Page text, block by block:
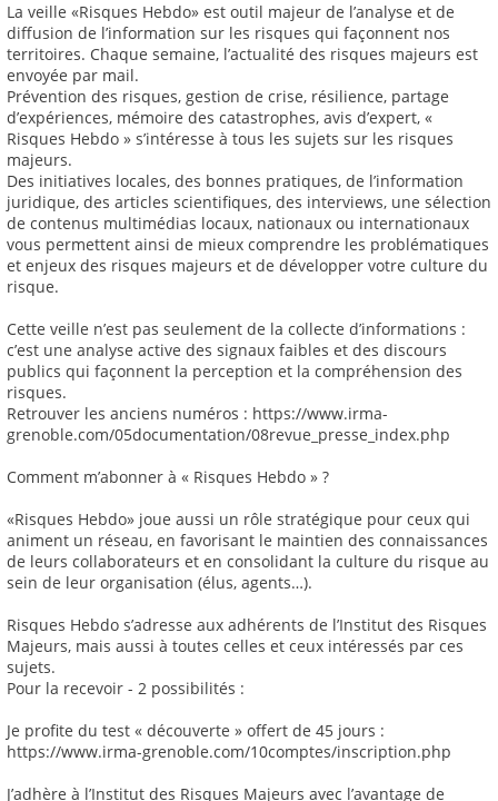
La veille «Risques Hebdo» est outil majeur de l’analyse et de
diffusion de l’information sur les risques qui façonnent nos
territoires. Chaque semaine, l’actualité des risques majeurs est
envoyée par mail.
Prévention des risques, gestion de crise, résilience, partage
d’expériences, mémoire des catastrophes, avis d’expert, «
Risques Hebdo » s’intéresse à tous les sujets sur les risques
majeurs.
Des initiatives locales, des bonnes pratiques, de l’information
juridique, des articles scientifiques, des interviews, une sélection
de contenus multimédias locaux, nationaux ou internationaux
vous permettent ainsi de mieux comprendre les problématiques
et enjeux des risques majeurs et de développer votre culture du
risque.
Cette veille n’est pas seulement de la collecte d’informations :
c’est une analyse active des signaux faibles et des discours
publics qui façonnent la perception et la compréhension des
risques.
Retrouver les anciens numéros : https://www.irma-
grenoble.com/05documentation/08revue_presse_index.php
Comment m’abonner à « Risques Hebdo » ?
«Risques Hebdo» joue aussi un rôle stratégique pour ceux qui
animent un réseau, en favorisant le maintien des connaissances
de leurs collaborateurs et en consolidant la culture du risque au
sein de leur organisation (élus, agents…).
Risques Hebdo s’adresse aux adhérents de l’Institut des Risques
Majeurs, mais aussi à toutes celles et ceux intéressés par ces
sujets.
Pour la recevoir - 2 possibilités :
Je profite du test « découverte » offert de 45 jours :
https://www.irma-grenoble.com/10comptes/inscription.php
J’adhère à l’Institut des Risques Majeurs avec l’avantage de